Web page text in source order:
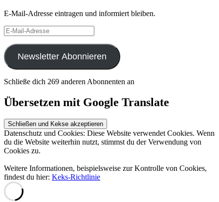
E-Mail-Adresse eintragen und informiert bleiben.
E-
Mail-
Adresse
Newsletter Abonnieren
Schließe dich 269 anderen Abonnenten an
Übersetzen mit Google Translate
Datenschutz und Cookies: Diese Website verwendet Cookies. Wenn
du die Website weiterhin nutzt, stimmst du der Verwendung von
Cookies zu.
Weitere Informationen, beispielsweise zur Kontrolle von Cookies,
findest du hier: Keks-Richtlinie